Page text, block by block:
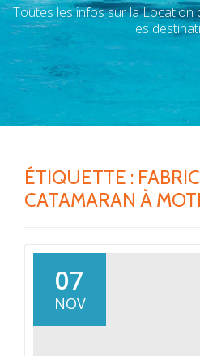
Toutes les infos sur la
les
ÉTIQUETTE :
CATAMARAN À
07
NOV